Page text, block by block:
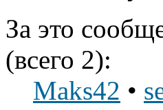
За это
(всего 2):
Maks42 •